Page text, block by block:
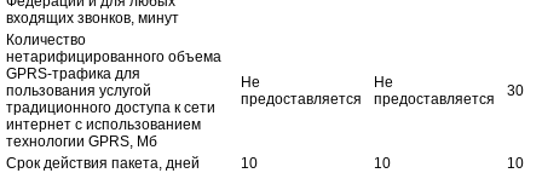
входящих звонков, минут
Количество
нетарифицированного объема
GPRS-трафика для
пользования услугой
традиционного доступа к сети
интернет с использованием
технологии GPRS, Мб
Не
предоставляется
Не
предоставляется
30
Срок действия пакета, дней 10 10 10